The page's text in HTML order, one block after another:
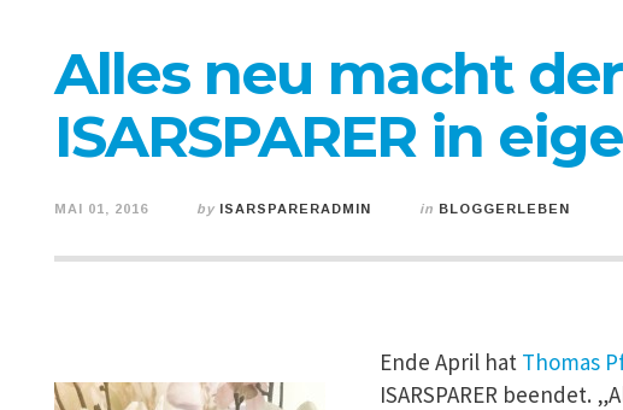
Alles neu macht
ISARSPARER in
MAI 01, 2016 by ISARSPARERADMIN in BLOGGERLEBEN
Ende April hat Thomas
ISARSPARER beendet.